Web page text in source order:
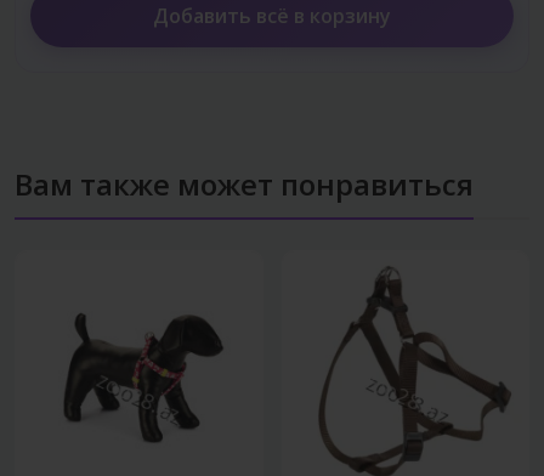
Добавить всё в корзину
Вам также может понравиться